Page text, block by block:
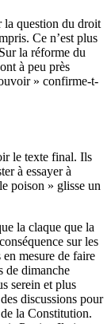
la question du droit
Ce n’est plus
la réforme du
à peu près
» confirme-t-
le texte final. Ils
à essayer à
poison » glisse un
la claque que la
sur les
mesure de faire
de dimanche
serein et plus
discussions pour
la Constitution.